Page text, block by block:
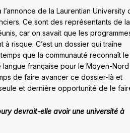
de la Laurentian University
Ce sont des représentants de la
car on savait que les
risque. C’est un dossier qui traîne
que la communauté reconnaît le
langue française pour le Moyen-
de faire avancer ce dossier-là et
et dernière opportunité de le
devrait-elle avoir une université à